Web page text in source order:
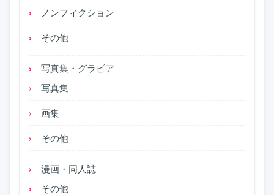
ノンフィクション
その他
写真集・グラビア
写真集
画集
その他
漫画・同人誌
その他